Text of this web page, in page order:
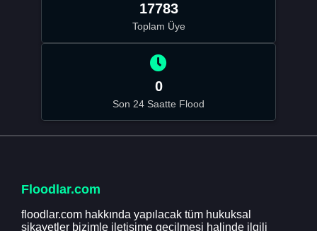
17783
Toplam Üye
0
Son 24 Saatte Flood
Floodlar.com
floodlar.com hakkında yapılacak tüm hukuksal
şikayetler bizimle iletişime geçilmesi halinde ilgili